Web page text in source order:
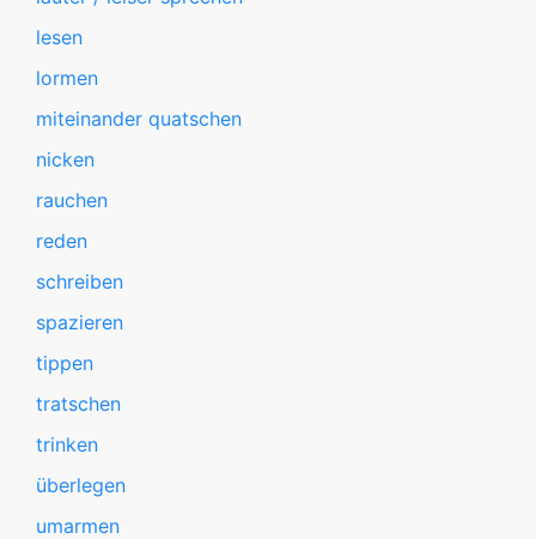
lesen
lormen
miteinander quatschen
nicken
rauchen
reden
schreiben
spazieren
tippen
tratschen
trinken
überlegen
umarmen